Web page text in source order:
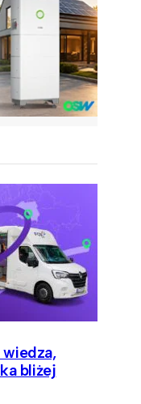
wiedza,
bliżej